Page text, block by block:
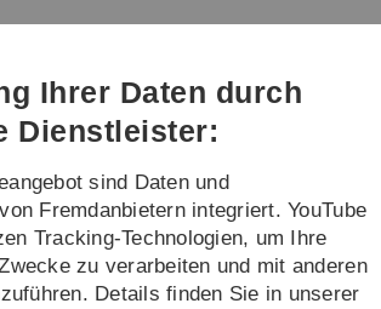
Direkt
Direkt
Direkt
(Sprache,
Drucken,
Social
Direkt
Direkt
Transfer
Ihrer Daten durch
Dienstleister:
sind Daten und
Fremdanbietern integriert. YouTube
Tracking-Technologien, um Ihre
zu verarbeiten und mit anderen
Details finden Sie in unserer